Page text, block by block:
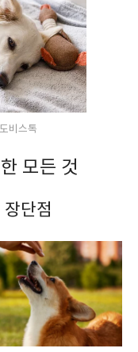
비스톡
모든 것
단점